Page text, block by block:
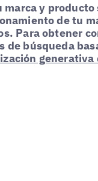
marca y
de tu
Para obtener
de búsqueda
generativa